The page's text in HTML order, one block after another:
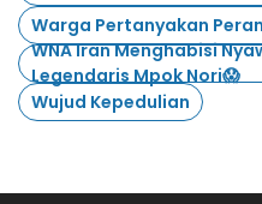
Warga Pertanyakan
WNA Iran Menghabisi
Legendaris Mpok Nori😱
Wujud Kepedulian